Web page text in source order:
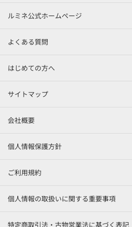
ルミネ公式ホームページ
よくある質問
はじめての方へ
サイトマップ
会社概要
個人情報保護方針
ご利用規約
個人情報の取扱いに関する重要事項
特定商取引法・古物営業法に基づく表記